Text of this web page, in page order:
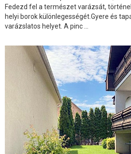
Fedezd fel a természet varázsát,
helyi borok különlegességét.Gyere és
varázslatos helyet. A pinc ...